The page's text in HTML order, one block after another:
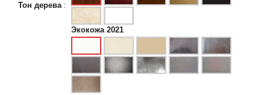
Тон дерева:
Экокожа 2021